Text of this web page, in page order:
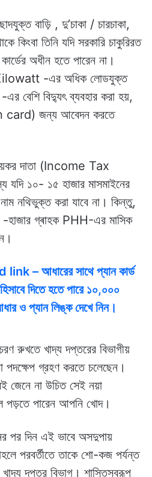
বাড়ি , দু’চাকা / চারচাকা,
কিংবা তিনি যদি সরকারি চাকুরিরত
অধীন হতে পারেন না।
২ Kilowatt -এর অধিক লোডযুক্ত
বেশি বিদ্যুৎ ব্যবহার করা হয়,
card) জন্য আবেদন করতে
দাতা (Income Tax
১০- ১৫ হাজার মাসমাইনের
নথিভুক্ত করা যাবে না। কিন্তু,
হাজার গ্ৰাহক PHH-এর মাসিক
– আধারের সাথে প্যান কার্ড
দিতে হতে পারে ১০,০০০
ও প্যান লিঙ্ক দেখে নিন।
রুখতে খাদ্য দপ্তরের বিভাগীয়
পদক্ষেপ গ্রহণ করতে চলেছেন।
জেনে না উচিত সেই নয়া
পড়তে পারেন আপনি খোদ।
পর দিন এই ভাবে অসদুপায়
পরবর্তীতে তাকে শো-কজ পর্যন্ত
দপ্তর বিভাগ। শাস্তিস্বরূপ